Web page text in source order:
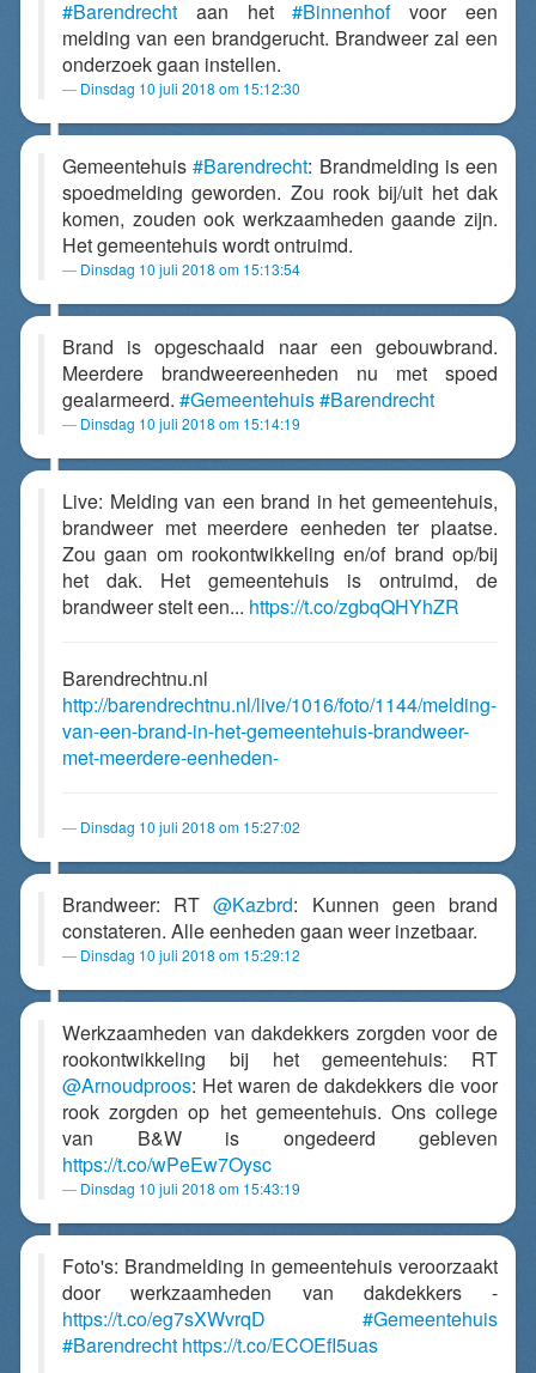
#Barendrecht aan het#Binnenhofvoor een
melding van een brandgerucht. Brandweer zal een
onderzoek gaan instellen.
Dinsdag 10 juli 2018 om 15:12:30
Gemeentehuis#Barendrecht: Brandmelding is een
spoedmelding geworden. Zou rook bij/uit het dak
komen, zouden ook werkzaamheden gaande zijn.
Het gemeentehuis wordt ontruimd.
Dinsdag 10 juli 2018 om 15:13:54
Brand is opgeschaald naar een gebouwbrand.
Meerdere brandweereenheden nu met spoed
gealarmeerd. #Gemeentehuis#Barendrecht
Dinsdag 10 juli 2018 om 15:14:19
Live: Melding van een brand in het gemeentehuis,
brandweer met meerdere eenheden ter plaatse.
Zou gaan om rookontwikkeling en/of brand op/bij
het dak. Het gemeentehuis is ontruimd, de
brandweer stelt een... https://t.co/zgbqQHYhZR
Barendrechtnu.nl
http://barendrechtnu.nl/live/1016/foto/1144/melding-
van-een-brand-in-het-gemeentehuis-brandweer-
met-meerdere-eenheden-
Dinsdag 10 juli 2018 om 15:27:02
Brandweer: RT@Kazbrd: Kunnen geen brand
constateren. Alle eenheden gaan weer inzetbaar.
Dinsdag 10 juli 2018 om 15:29:12
Werkzaamheden van dakdekkers zorgden voor de
rookontwikkeling bij het gemeentehuis: RT
@Arnoudproos: Het waren de dakdekkers die voor
rook zorgden op het gemeentehuis. Ons college
van B&W is ongedeerd gebleven
https://t.co/wPeEw7Oysc
Dinsdag 10 juli 2018 om 15:43:19
Foto's: Brandmelding in gemeentehuis veroorzaakt
door werkzaamheden van dakdekkers -
https://t.co/eg7sXWvrqD
#Gemeentehuis
#Barendrecht https://t.co/ECOEfI5uas